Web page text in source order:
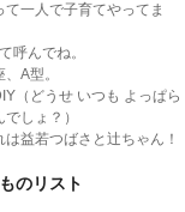
て一人で子育てやってま
呼んでね。
A型。
（どうせ いつも よっぱら
でしょ？）
は益若つばさと辻ちゃん！
のリスト